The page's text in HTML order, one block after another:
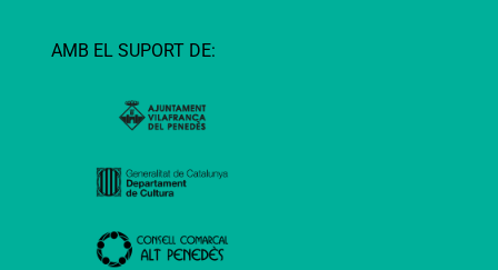
AMB EL SUPORT DE: